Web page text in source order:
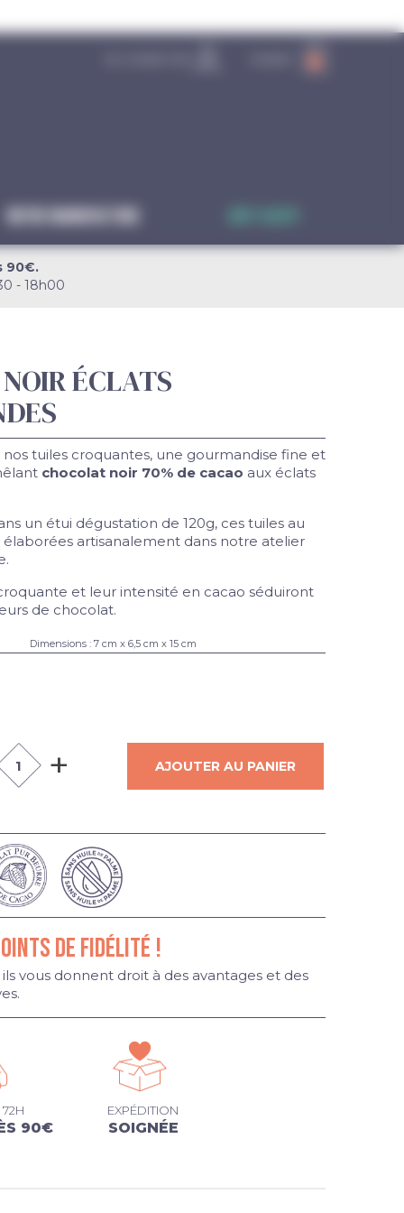
Notre manufacture
90€.
- 18h00
ÉCLATS
tuiles croquantes, une gourmandise fine et
chocolat noir 70% de cacao aux éclats
un étui dégustation de 120g, ces tuiles au
artisanalement dans notre atelier
et leur intensité en cacao séduiront
de chocolat.
Dimensions : 7 cm x 6,5 cm x 15 cm
+ AJOUTER AU PANIER
DE FIDÉLITÉ !
vous donnent droit à des avantages et des
90€
EXPÉDITION
SOIGNÉE